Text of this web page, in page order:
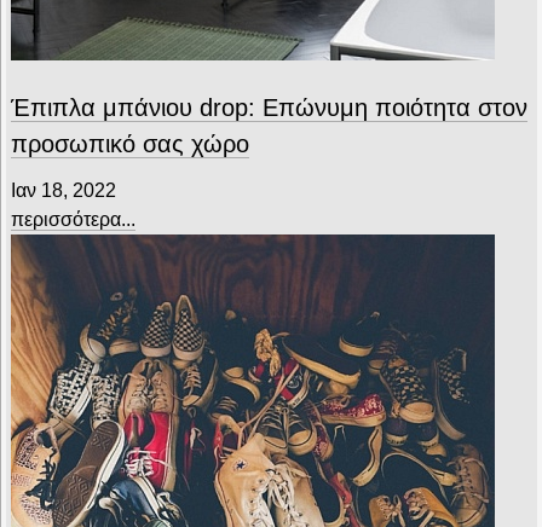
Έπιπλα μπάνιου drop: Επώνυμη ποιότητα στον
προσωπικό σας χώρο
Ιαν 18, 2022
περισσότερα...